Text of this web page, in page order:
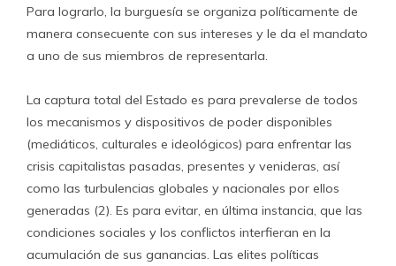
Para lograrlo, la burguesía se organiza políticamente de
manera consecuente con sus intereses y le da el mandato
a uno de sus miembros de representarla.
La captura total del Estado es para prevalerse de todos
los mecanismos y dispositivos de poder disponibles
(mediáticos, culturales e ideológicos) para enfrentar las
crisis capitalistas pasadas, presentes y venideras, así
como las turbulencias globales y nacionales por ellos
generadas (2). Es para evitar, en última instancia, que las
condiciones sociales y los conflictos interfieran en la
acumulación de sus ganancias. Las elites políticas